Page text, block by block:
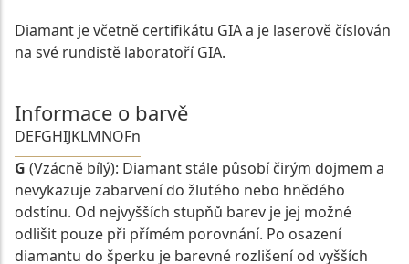
Diamant je včetně certifikátu GIA a je laserově číslován
na své rundistě laboratoří GIA.
Informace o barvě
DEFGHIJKLMNOFn
G (Vzácně bílý): Diamant stále působí čirým dojmem a
nevykazuje zabarvení do žlutého nebo hnědého
odstínu. Od nejvyšších stupňů barev je jej možné
odlišit pouze při přímém porovnání. Po osazení
diamantu do šperku je barevné rozlišení od vyšších